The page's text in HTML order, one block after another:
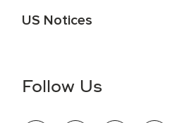
US Notices
information (this is for US jobs only).
Follow Us